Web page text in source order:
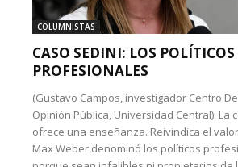
COLUMNISTAS
CASO SEDINI: LOS POLÍTICOS
PROFESIONALES
(Gustavo Campos, investigador Centro
Opinión Pública, Universidad Central): La
ofrece una enseñanza. Reivindica el
Max Weber denominó los políticos